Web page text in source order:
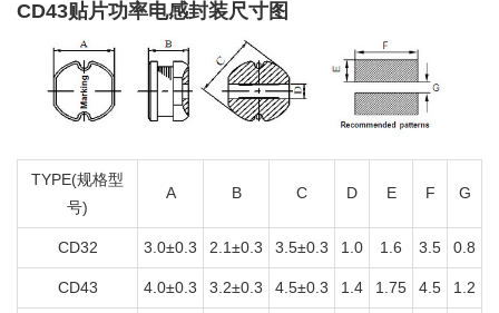
CD43贴片功率电感封装尺寸图
TYPE(规格型
号)
A B C D E F G
CD32 3.0±0.3 2.1±0.3 3.5±0.3 1.0 1.6 3.5 0.8
CD43 4.0±0.3 3.2±0.3 4.5±0.3 1.4 1.75 4.5 1.2